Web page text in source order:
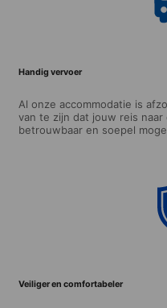
Handig vervoer
Al onze accommodatie is
van te zijn dat jouw reis naar
betrouwbaar en soepel
Veiliger en comfortabeler